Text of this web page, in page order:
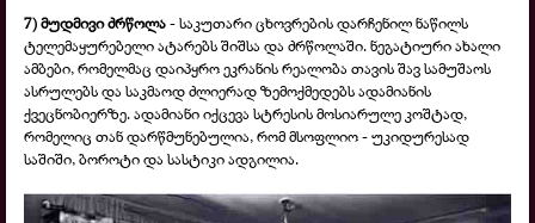
7) მუდმივი ძრწოლა- საკუთარი ცხოვრების დარჩენილ ნაწილს
ტელემაყურებელი ატარებს შიშსა და ძრწოლაში. ნეგატიური ახალი
ამბები, რომელმაც დაიპყრო ეკრანის რეალობა თავის შავ სამუშაოს
ასრულებს და საკმაოდ ძლიერად ზემოქმედებს ადამიანის
ქვეცნობიერზე. ადამიანი იქცევა სტრესის მოსიარულე კოშტად,
რომელიც თან დარწმუნებულია, რომ მსოფლიო - უკიდურესად
საშიში, ბოროტი და სასტიკი ადგილია.